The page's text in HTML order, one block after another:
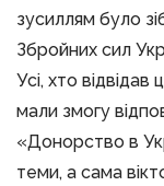
зусиллям було
Збройних сил
Усі, хто
мали змогу
«Донорство в
теми, а сама